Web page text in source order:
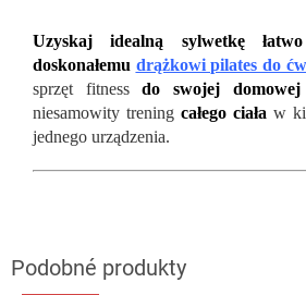
Uzyskaj idealną sylwetkę
doskonałemu drążkowi pilates do
sprzęt fitnessdo swojej domowej
niesamowity trening całego ciała w
jednego urządzenia.